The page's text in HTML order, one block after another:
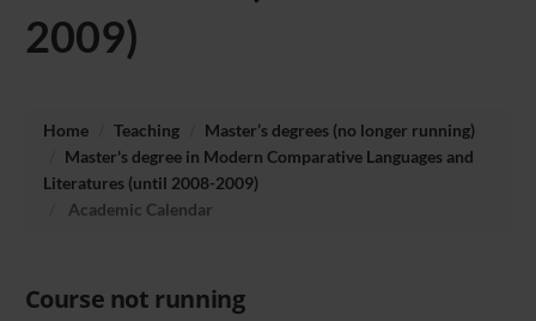
2009)
Home Teaching
Master’s degrees (no longer running)
Master's degree in Modern Comparative Languages and
Literatures (until 2008-2009)
Academic Calendar
Course not running